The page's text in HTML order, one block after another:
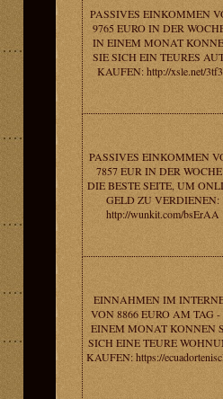
PASSIVES EINKOMMEN
9765 EURO IN DER
IN EINEM MONAT
SIE SICH EIN TEURES
KAUFEN: http://xsle.net/
PASSIVES EINKOMMEN
7857 EUR IN DER
DIE BESTE SEITE, UM
GELD ZU VERDIENEN:
http://wunkit.com/bsErAA
EINNAHMEN IM
VON 8866 EURO AM TAG
EINEM MONAT KONNEN
SICH EINE TEURE
KAUFEN: https://